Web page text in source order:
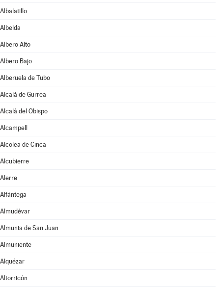
Albalatillo
Albelda
Albero Alto
Albero Bajo
Alberuela de Tubo
Alcalá de Gurrea
Alcalá del Obispo
Alcampell
Alcolea de Cinca
Alcubierre
Alerre
Alfántega
Almudévar
Almunia de San Juan
Almuniente
Alquézar
Altorricón